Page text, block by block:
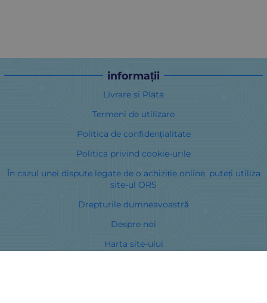
informații
Livrare si Plata
Termeni de utilizare
Politica de confidențialitate
Politica privind cookie-urile
În cazul unei dispute legate de o achiziție online, puteți utiliza
site-ul ORS
Drepturile dumneavoastră
Despre noi
Harta site-ului